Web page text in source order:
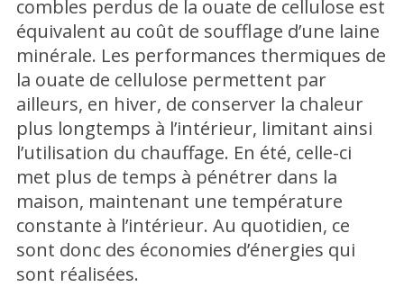
combles perdus de la ouate de cellulose est
équivalent au coût de soufflage d’une laine
minérale. Les performances thermiques de
la ouate de cellulose permettent par
ailleurs, en hiver, de conserver la chaleur
plus longtemps à l’intérieur, limitant ainsi
l’utilisation du chauffage. En été, celle-ci
met plus de temps à pénétrer dans la
maison, maintenant une température
constante à l’intérieur. Au quotidien, ce
sont donc des économies d’énergies qui
sont réalisées.